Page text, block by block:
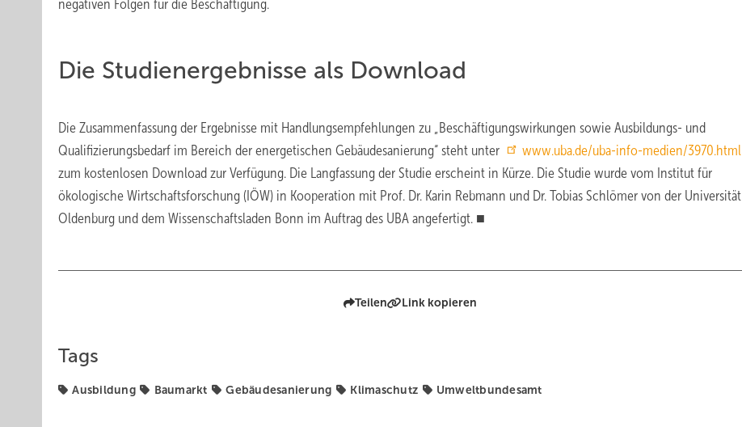
negativen Folgen für die Beschäftigung.
Die Studienergebnisse als Download
Die Zusammenfassung der Ergebnisse mit Handlungsempfehlungen zu „Beschäftigungswirkungen sowie Ausbildungs- und
Qualifizierungsbedarf im Bereich der energetischen Gebäudesanierung“ steht unter
www.uba.de/uba-info-medien/3970.html
zum kostenlosen Download zur Verfügung. Die Langfassung der Studie erscheint in Kürze. Die Studie wurde vom Institut für
ökologische Wirtschaftsforschung (IÖW) in Kooperation mit Prof. Dr. Karin Rebmann und Dr. Tobias Schlömer von der Universität
Oldenburg und dem Wissenschaftsladen Bonn im Auftrag des UBA angefertigt. ■
Teilen Link kopieren
Tags
Ausbildung Baumarkt Gebäudesanierung Klimaschutz Umweltbundesamt